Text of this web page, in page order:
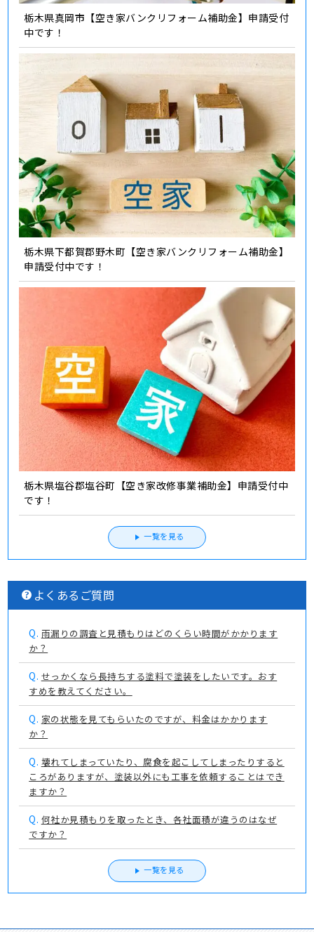
栃木県真岡市【空き家バンクリフォーム補助金】申請受付
中です！
栃木県下都賀郡野木町【空き家バンクリフォーム補助金】
申請受付中です！
栃木県塩谷郡塩谷町【空き家改修事業補助金】申請受付中
です！
一覧を見る
よくあるご質問
Q. 雨漏りの調査と見積もりはどのくらい時間がかかります
か？
Q. せっかくなら長持ちする塗料で塗装をしたいです。おす
すめを教えてください。
Q. 家の状態を見てもらいたのですが、料金はかかります
か？
Q. 壊れてしまっていたり、腐食を起こしてしまったりすると
ころがありますが、塗装以外にも工事を依頼することはでき
ますか？
Q. 何社か見積もりを取ったとき、各社面積が違うのはなぜ
ですか？
一覧を見る